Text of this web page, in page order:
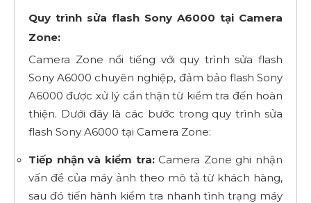
Quy trình sửa flash Sony A6000 tại Camera
Zone:
Camera Zone nổi tiếng với quy trình sửa flash
Sony A6000 chuyên nghiệp, đảm bảo flash Sony
A6000 được xử lý cẩn thận từ kiểm tra đến hoàn
thiện. Dưới đây là các bước trong quy trình sửa
flash Sony A6000 tại Camera Zone:
Tiếp nhận và kiểm tra: Camera Zone ghi nhận
vấn đề của máy ảnh theo mô tả từ khách hàng,
sau đó tiến hành kiểm tra nhanh tình trạng máy